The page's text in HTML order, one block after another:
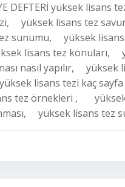
DEFTERİ yüksek
yüksek lisans tez
sunumu, yüksek lisans
lisans tez konuları,
nasıl yapılır, yüksek
lisans tezi kaç
tez örnekleri ,
yüksek lisans